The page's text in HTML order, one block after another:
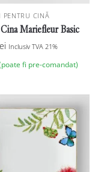
PENTRU CINĂ
Mariefleur Basic
Inclusiv TVA 21%
fi pre-comandat)